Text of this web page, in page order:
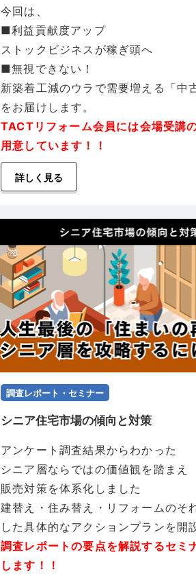
今回は、
■利益貢献度アップ
ストックビジネスが稼ぎ頭へ
■無視できない！
新築着工減のウラで需要増える「中
をお届けします。
TACTリフォーム会員には会場受講
用意しています！！
詳しく見る
調査レポート・セミナー
シニア住宅市場の傾向と対策
アンケート調査結果からわかった
シニア層ならではの価値観を踏まえ
販売対策を体系化しました
建替え・住み替え・リフォームのそ
した具体的なアクションプランを開
調査レポートの要点を解説するセミ
します！！